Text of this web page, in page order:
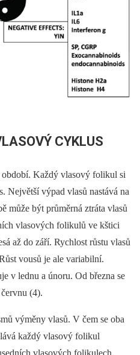
CYKLUS
Každý vlasový folikul si
Největší výpad vlasů nastává na
může být průměrná ztráta vlasů
vlasových folikulů ve kštici
až do září. Rychlost růstu vlasů
vousů je ale variabilní.
v lednu a únoru. Od března se
(4).
výměny vlasů. V čem se oba
každý vlasový folikul